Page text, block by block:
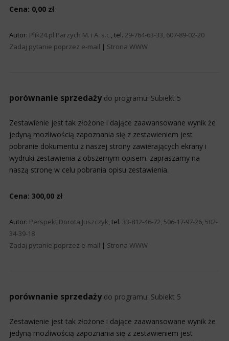
Cena: 0,00 zł
Autor: Plik24.pl Parzych M. i A. s.c., tel. 29-764-63-33, 607-89-02-20
Zadaj pytanie poprzez e-mail | Strona WWW
porównanie sprzedażydo programu: Subiekt 5
Zestawienie jest tak złożone i dające zaawansowane wynik że
jedyną mozliwością zapoznania się z zestawieniem jest
pobranie dokumentu z naszej strony zawierających ekrany i
wydruki zestawienia z obszernym opisem. zapraszamy na
naszą stronę w celu pobrania opisu zestawienia.
Cena: 300,00 zł
Autor: Perspekt Dorota Juszczyk, tel. 33-812-46-72, 506-17-97-26, 502-
34-39-18
Zadaj pytanie poprzez e-mail | Strona WWW
porównanie sprzedażydo programu: Subiekt 5
Zestawienie jest tak złożone i dające zaawansowane wynik że
jedyną mozliwością zapoznania się z zestawieniem jest